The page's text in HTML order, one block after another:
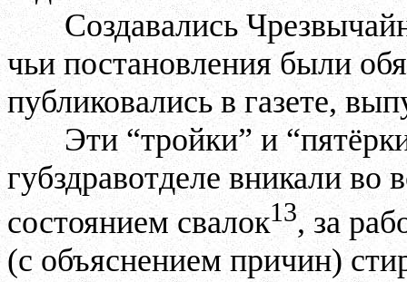
Создавались
чьи постановления были
публиковались в газете,
Эти “тройки” и
губздравотделе вникали
состоянием свалок13, за
(с объяснением причин)